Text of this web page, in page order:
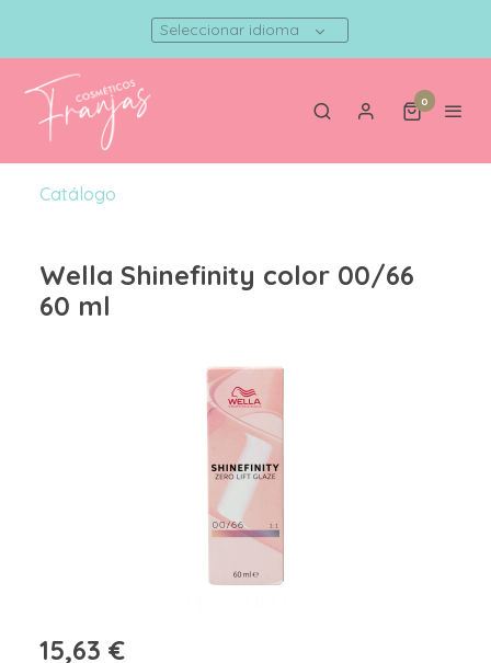
Seleccionar idioma
0
Catálogo
Wella Shinefinity color 00/66
60 ml
15,63 €